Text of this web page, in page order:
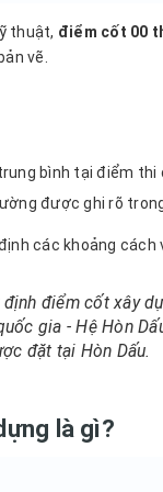
thuật, điểm cốt 00
vẽ.
bình tại điểm thi
được ghi rõ
các khoảng cách
định điểm cốt xây
gia - Hệ Hòn
đặt tại Hòn Dấu.
là gì?